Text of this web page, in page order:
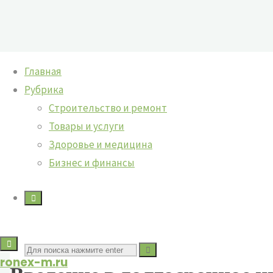
содержимому
Главная
Рубрика
Строительство и ремонт
Товары и услуги
Здоровье и медицина
Бизнес и финансы
Поиск
ronex-m.ru
Стратегия инвестирования: